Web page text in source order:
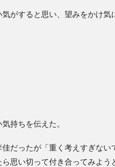
がすると思い、望みをかけ気
持ちを伝えた。
だったが「重く考えすぎない
思い切って付き合ってみよう